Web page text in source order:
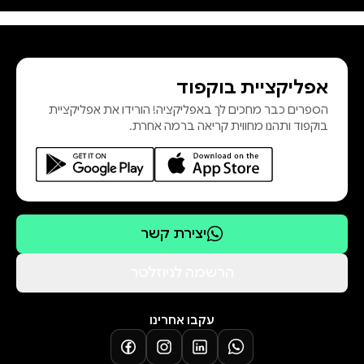
והחשיבה הסיניות, דרך סיפורים,
תובנות פרקטיות ורגעים של קרבה
אנושית. בעולם של מאבקים
גיאופוליטיים, שינויי כ
אפליקציית בוקפוד
הספרים כבר מחכים לך באפליקציה! הורידו את אפליקציית
בוקפוד ותהנו מחווית קריאה ברמה אחרת.
יצירת קשר
עקבו אחרינו